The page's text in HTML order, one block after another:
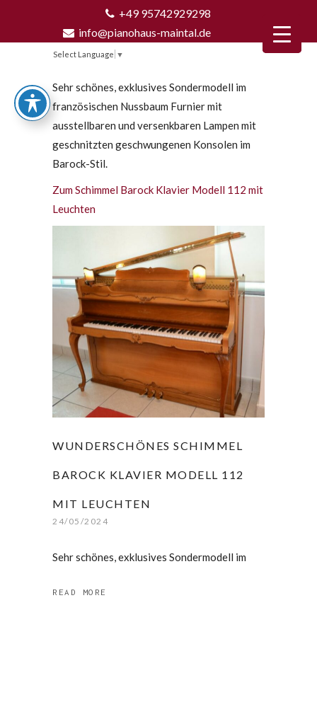
+49 95742929298
info@pianohaus-maintal.de
Select Language ▼
Sehr schönes, exklusives Sondermodell im
französischen Nussbaum Furnier mit
ausstellbaren und versenkbaren Lampen mit
geschnitzten geschwungenen Konsolen im
Barock-Stil.
Zum Schimmel Barock Klavier Modell 112 mit
Leuchten
WUNDERSCHÖNES SCHIMMEL
BAROCK KLAVIER MODELL 112
MIT LEUCHTEN
24/05/2024
Sehr schönes, exklusives Sondermodell im
READ MORE